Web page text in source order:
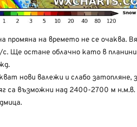
промяна на времето не се очаква.
с. Ще остане облачно като в
нови валежи и слабо
са възможни над 2400-2700 м